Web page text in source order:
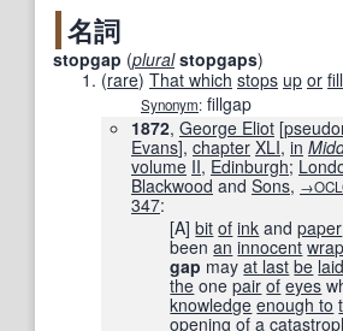
名詞
stopgap (plural stopgaps)
(rare) That which stops up or
Synonym: fillgap
1872, George Eliot [
Evans], chapter XLI, in
volume II, Edinburgh;
Blackwood and Sons,
347:
[A]bit of ink andpaper
beenan innocent
gap mayat last be laid
the onepair of eyes
knowledge enough to
opening of a